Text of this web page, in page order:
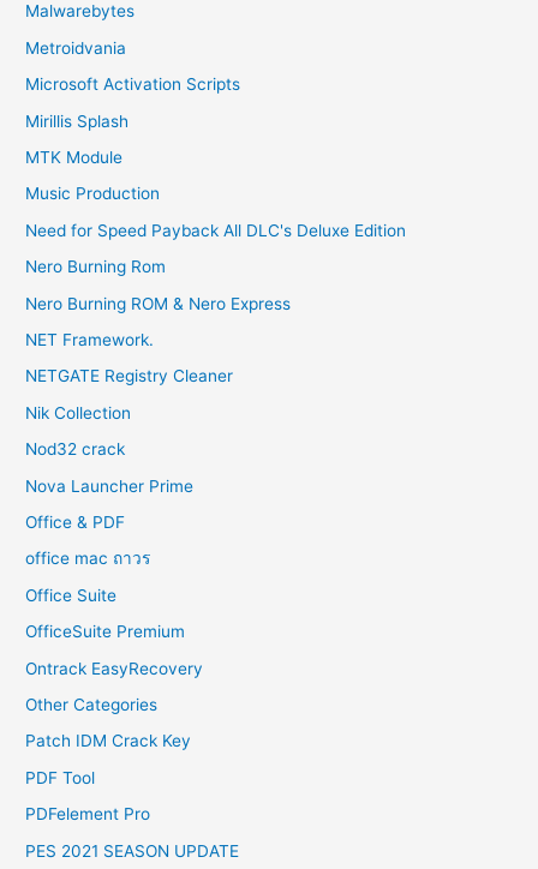
Malwarebytes
Metroidvania
Microsoft Activation Scripts
Mirillis Splash
MTK Module
Music Production
Need for Speed Payback All DLC's Deluxe Edition
Nero Burning Rom
Nero Burning ROM & Nero Express
NET Framework.
NETGATE Registry Cleaner
Nik Collection
Nod32 crack
Nova Launcher Prime
Office & PDF
office mac ถาวร
Office Suite
OfficeSuite Premium
Ontrack EasyRecovery
Other Categories
Patch IDM Crack Key
PDF Tool
PDFelement Pro
PES 2021 SEASON UPDATE